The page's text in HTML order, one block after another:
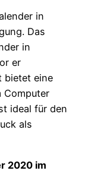
in
Das
in
er
bietet eine
Computer
ideal für den
als
2020 im